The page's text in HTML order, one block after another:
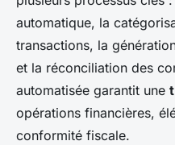
automatique, la
transactions, la
et la réconciliation des
automatisée garantit une
opérations financières,
conformité fiscale.